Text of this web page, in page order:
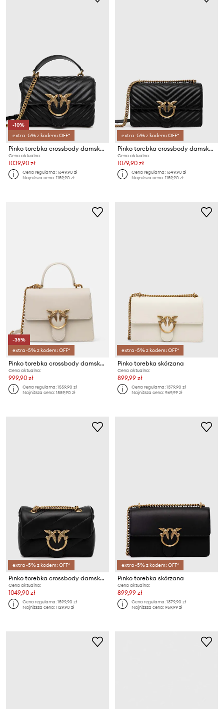
-10%
extra -5% z kodem: OFF*
Pinko torebka crossbody damska skórzana
Cena aktualna:
1039,90 zł
Cena regularna:1649,90 zł
Najniższa cena:1159,90 zł
extra -5% z kodem: OFF*
Pinko torebka crossbody damska skórzana
Cena aktualna:
1079,90 zł
Cena regularna:1649,90 zł
Najniższa cena:1159,90 zł
-35%
extra -5% z kodem: OFF*
Pinko torebka crossbody damska skórzana
Cena aktualna:
999,90 zł
Cena regularna:1559,90 zł
Najniższa cena:1559,90 zł
extra -5% z kodem: OFF*
Pinko torebka skórzana
Cena aktualna:
899,99 zł
Cena regularna:1379,90 zł
Najniższa cena:969,99 zł
extra -5% z kodem: OFF*
Pinko torebka crossbody damska skórzana
Cena aktualna:
1049,90 zł
Cena regularna:1599,90 zł
Najniższa cena:1129,90 zł
extra -5% z kodem: OFF*
Pinko torebka skórzana
Cena aktualna:
899,99 zł
Cena regularna:1379,90 zł
Najniższa cena:969,99 zł